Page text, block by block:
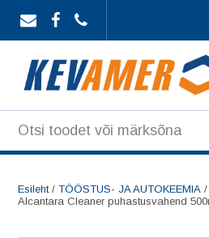
content
Esileht/ TÖÖSTUS- JA AUTOKEEMIA /
Alcantara Cleaner puhastusvahend